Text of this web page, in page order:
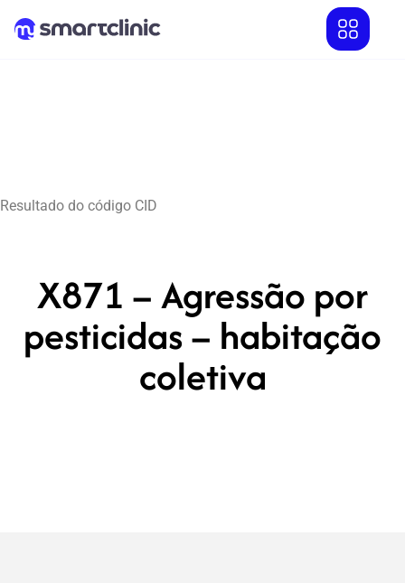
Resultado do código CID
X871 – Agressão por
pesticidas – habitação
coletiva